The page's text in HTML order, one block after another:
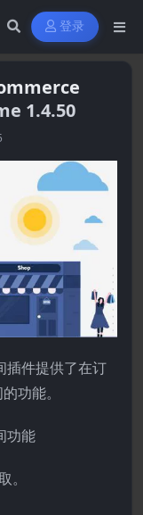
登录
1.4.50
件提供了在订
功能。
功能